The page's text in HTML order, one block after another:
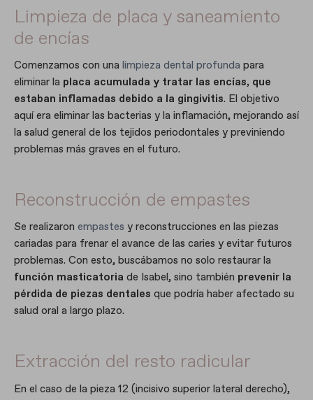
Limpieza de placa y saneamiento
de encías
Comenzamos con una limpieza dental profunda para
eliminar la placa acumulada y tratar las encías, que
estaban inflamadas debido a la gingivitis. El objetivo
aquí era eliminar las bacterias y la inflamación, mejorando así
la salud general de los tejidos periodontales y previniendo
problemas más graves en el futuro.
Reconstrucción de empastes
Se realizaron empastes y reconstrucciones en las piezas
cariadas para frenar el avance de las caries y evitar futuros
problemas. Con esto, buscábamos no solo restaurar la
función masticatoria de Isabel, sino también prevenir la
pérdida de piezas dentales que podría haber afectado su
salud oral a largo plazo.
Extracción del resto radicular
En el caso de la pieza 12 (incisivo superior lateral derecho),